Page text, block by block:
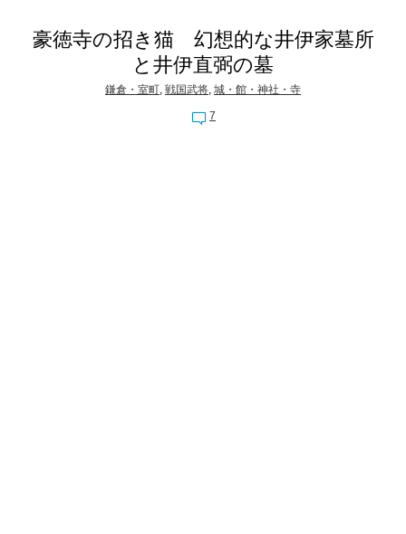
豪徳寺の招き猫 幻想的な井伊家墓所
と井伊直弼の墓
鎌倉・室町, 戦国武将, 城・館・神社・寺
7